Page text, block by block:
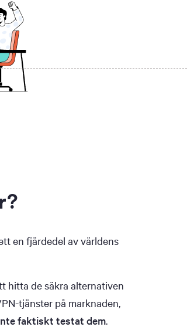
en fjärdedel av världens
hitta de säkra alternativen
tjänster på marknaden,
faktiskt testat dem.